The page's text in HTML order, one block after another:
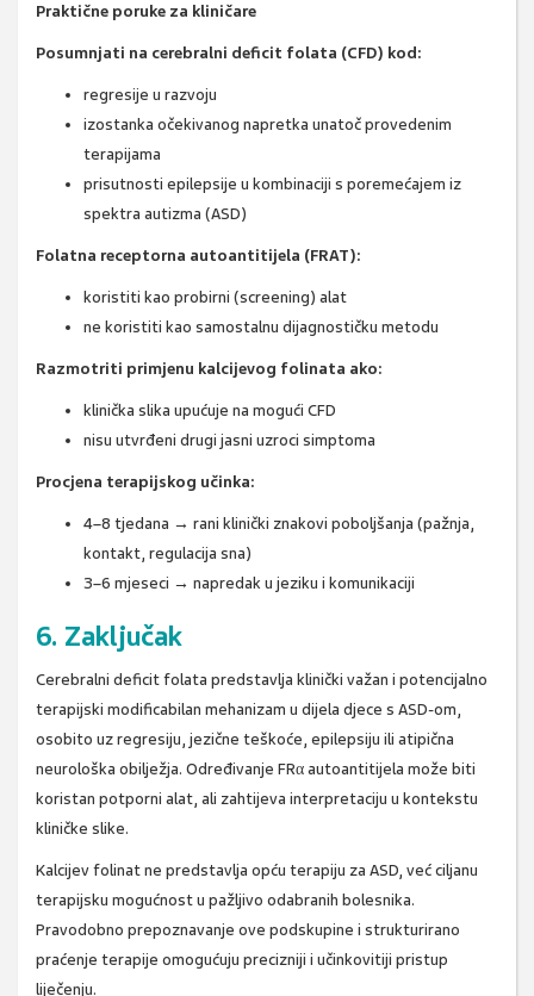
Praktične poruke za kliničare
Posumnjati na cerebralni deficit folata (CFD) kod:
regresije u razvoju
izostanka očekivanog napretka unatoč provedenim
terapijama
prisutnosti epilepsije u kombinaciji s poremećajem iz
spektra autizma (ASD)
Folatna receptorna autoantitijela (FRAT):
koristiti kao probirni (screening) alat
ne koristiti kao samostalnu dijagnostičku metodu
Razmotriti primjenu kalcijevog folinata ako:
klinička slika upućuje na mogući CFD
nisu utvrđeni drugi jasni uzroci simptoma
Procjena terapijskog učinka:
4–8 tjedana → rani klinički znakovi poboljšanja (pažnja,
kontakt, regulacija sna)
3–6 mjeseci → napredak u jeziku i komunikaciji
6. Zaključak
Cerebralni deficit folata predstavlja klinički važan i potencijalno
terapijski modificabilan mehanizam u dijela djece s ASD-om,
osobito uz regresiju, jezične teškoće, epilepsiju ili atipična
neurološka obilježja. Određivanje FRα autoantitijela može biti
koristan potporni alat, ali zahtijeva interpretaciju u kontekstu
kliničke slike.
Kalcijev folinat ne predstavlja opću terapiju za ASD, već ciljanu
terapijsku mogućnost u pažljivo odabranih bolesnika.
Pravodobno prepoznavanje ove podskupine i strukturirano
praćenje terapije omogućuju precizniji i učinkovitiji pristup
liječenju.